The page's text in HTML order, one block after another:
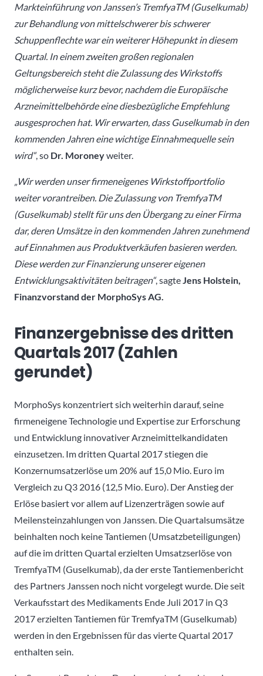
Markteinführung von Janssen’s TremfyaTM (Guselkumab)
zur Behandlung von mittelschwerer bis schwerer
Schuppenflechte war ein weiterer Höhepunkt in diesem
Quartal. In einem zweiten großen regionalen
Geltungsbereich steht die Zulassung des Wirkstoffs
möglicherweise kurz bevor, nachdem die Europäische
Arzneimittelbehörde eine diesbezügliche Empfehlung
ausgesprochen hat. Wir erwarten, dass Guselkumab in den
kommenden Jahren eine wichtige Einnahmequelle sein
wird“, so Dr. Moroneyweiter.
„Wir werden unser firmeneigenes Wirkstoffportfolio
weiter vorantreiben. Die Zulassung von TremfyaTM
(Guselkumab) stellt für uns den Übergang zu einer Firma
dar, deren Umsätze in den kommenden Jahren zunehmend
auf Einnahmen aus Produktverkäufen basieren werden.
Diese werden zur Finanzierung unserer eigenen
Entwicklungsaktivitäten beitragen“, sagteJens Holstein,
Finanzvorstand der MorphoSys AG.
Finanzergebnisse des dritten
Quartals 2017 (Zahlen
gerundet)
MorphoSys konzentriert sich weiterhin darauf, seine
firmeneigene Technologie und Expertise zur Erforschung
und Entwicklung innovativer Arzneimittelkandidaten
einzusetzen. Im dritten Quartal 2017 stiegen die
Konzernumsatzerlöse um 20% auf 15,0 Mio. Euro im
Vergleich zu Q3 2016 (12,5 Mio. Euro). Der Anstieg der
Erlöse basiert vor allem auf Lizenzerträgen sowie auf
Meilensteinzahlungen von Janssen. Die Quartalsumsätze
beinhalten noch keine Tantiemen (Umsatzbeteiligungen)
auf die im dritten Quartal erzielten Umsatzserlöse von
TremfyaTM (Guselkumab), da der erste Tantiemenbericht
des Partners Janssen noch nicht vorgelegt wurde. Die seit
Verkaufsstart des Medikaments Ende Juli 2017 in Q3
2017 erzielten Tantiemen für TremfyaTM (Guselkumab)
werden in den Ergebnissen für das vierte Quartal 2017
enthalten sein.